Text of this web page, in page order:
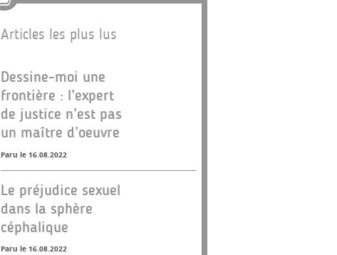
Articles les plus lus
Dessine-moi une
frontière : l’expert
de justice n’est pas
un maître d’oeuvre
Paru le 16.08.2022
Le préjudice sexuel
dans la sphère
céphalique
Paru le 16.08.2022